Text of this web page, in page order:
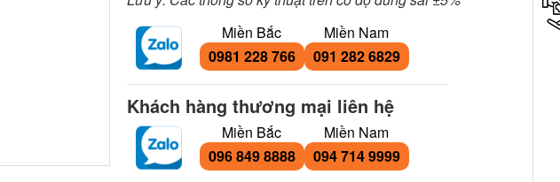
Miền Bắc
0981 228 766
Miền Nam
091 282 6829
Khách hàng thương mại liên hệ
Miền Bắc
096 849 8888
Miền Nam
094 714 9999